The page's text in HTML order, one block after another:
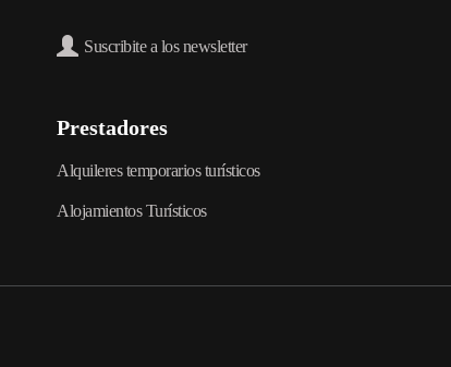
Suscribite a los newsletter
Prestadores
Alquileres temporarios turísticos
Alojamientos Turísticos